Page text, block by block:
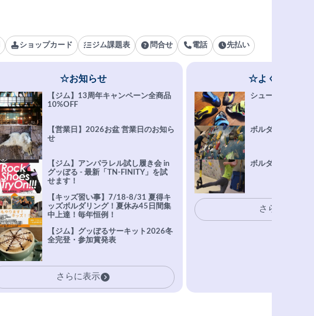
ショップカード ジム課題表 問合せ 電話 先払い
☆お知らせ
【ジム】13周年キャンペーン全商品
10%OFF
【営業日】2026お盆 営業日のお知ら
せ
【ジム】アンパラレル試し履き会 in
グッぼる - 最新「TN-FINITY」を試
せます！
【キッズ習い事】7/18-8/31 夏得キ
ッズボルダリング！夏休み45日間集
中上達！毎年恒例！
【ジム】グッぼるサーキット2026冬
全完登・参加賞発表
さらに表示
☆よくある質
シューズ選びFAQ
ボルダリング上達
ボルダリングトレ
さらに表示